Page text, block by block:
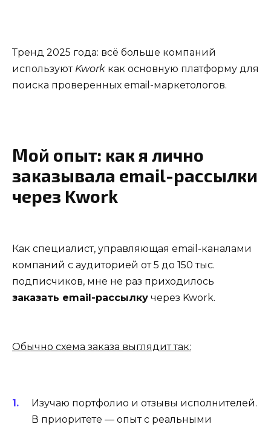
Тренд 2025 года: всё больше компаний
используют Kwork как основную платформу для
поиска проверенных email-маркетологов.
Мой опыт: как я лично
заказывала email-рассылки
через Kwork
Как специалист, управляющая email-каналами
компаний с аудиторией от 5 до 150 тыс.
подписчиков, мне не раз приходилось
заказать email-рассылку через Kwork.
Обычно схема заказа выглядит так:
Изучаю портфолио и отзывы исполнителей.
В приоритете — опыт с реальными